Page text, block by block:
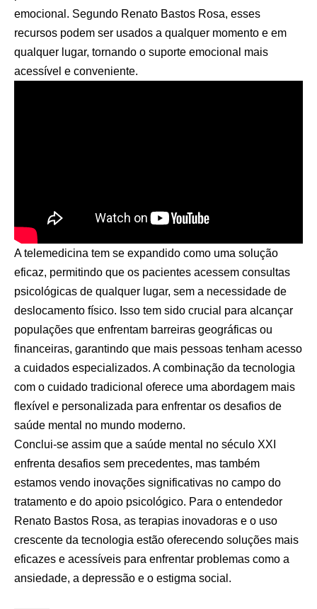
emocional. Segundo Renato Bastos Rosa, esses
recursos podem ser usados a qualquer momento e em
qualquer lugar, tornando o suporte emocional mais
acessível e conveniente.
A telemedicina tem se expandido como uma solução
eficaz, permitindo que os pacientes acessem consultas
psicológicas de qualquer lugar, sem a necessidade de
deslocamento físico. Isso tem sido crucial para alcançar
populações que enfrentam barreiras geográficas ou
financeiras, garantindo que mais pessoas tenham acesso
a cuidados especializados. A combinação da tecnologia
com o cuidado tradicional oferece uma abordagem mais
flexível e personalizada para enfrentar os desafios de
saúde mental no mundo moderno.
Conclui-se assim que a saúde mental no século XXI
enfrenta desafios sem precedentes, mas também
estamos vendo inovações significativas no campo do
tratamento e do apoio psicológico. Para o entendedor
Renato Bastos Rosa, as terapias inovadoras e o uso
crescente da tecnologia estão oferecendo soluções mais
eficazes e acessíveis para enfrentar problemas como a
ansiedade, a depressão e o estigma social.